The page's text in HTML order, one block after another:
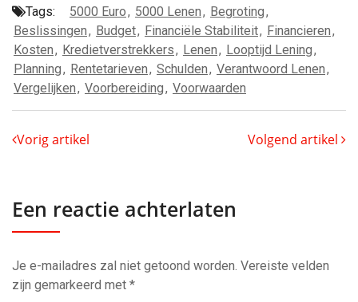
Tags: 5000 Euro, 5000 Lenen, Begroting,
Beslissingen, Budget, Financiële Stabiliteit, Financieren,
Kosten, Kredietverstrekkers, Lenen, Looptijd Lening,
Planning, Rentetarieven, Schulden, Verantwoord Lenen,
Vergelijken, Voorbereiding, Voorwaarden
Vorig artikel Volgend artikel
Een reactie achterlaten
Je e-mailadres zal niet getoond worden. Vereiste velden
zijn gemarkeerd met *